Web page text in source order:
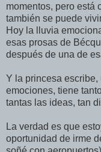
momentos, pero está
también se puede
Hoy la lluvia
esas prosas de
después de una de
Y la princesa
emociones, tiene
tantas las ideas, tan
La verdad es que
oportunidad de irme